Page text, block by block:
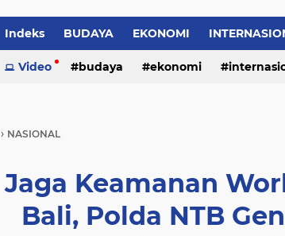
Indeks BUDAYA EKONOMI
SOSIAL WISATA
Video budaya ekonomi
› NASIONAL
Jaga Keamanan
Bali, Polda NTB